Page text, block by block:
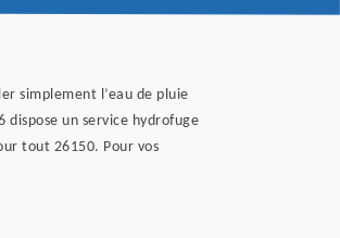
simplement l’eau de pluie
un service hydrofuge
tout 26150. Pour vos